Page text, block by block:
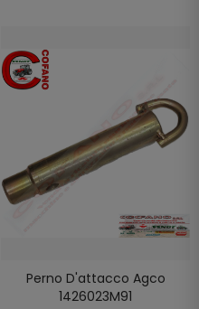
AGGIUNGI AL CARRELLO
Perno D'attacco Agco
1426023M91